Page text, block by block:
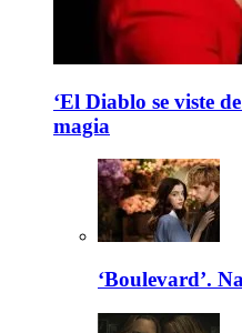
‘El Diablo se viste
magia
‘Boulevard’.